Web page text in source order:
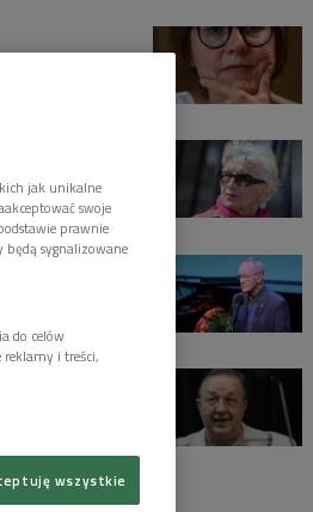
jak unikalne
swoje
prawnie
sygnalizowane
do celów
i treści,
wszystkie